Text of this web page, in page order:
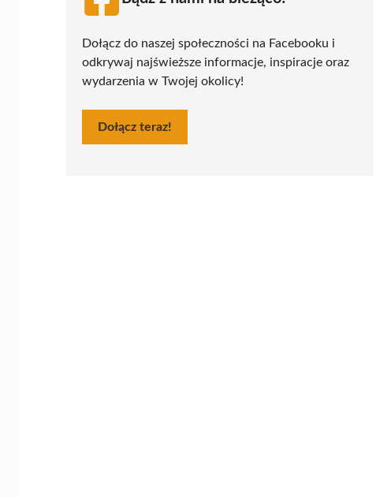
Dołącz do naszej społeczności na Facebooku i
odkrywaj najświeższe informacje, inspiracje oraz
wydarzenia w Twojej okolicy!
Dołącz teraz!